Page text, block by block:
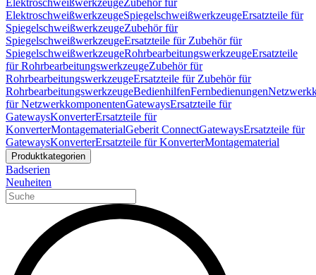
ElektroschweißwerkzeugeZubehör für
ElektroschweißwerkzeugeSpiegelschweißwerkzeugeErsatzteile für
SpiegelschweißwerkzeugeZubehör für
SpiegelschweißwerkzeugeErsatzteile für Zubehör für
SpiegelschweißwerkzeugeRohrbearbeitungswerkzeugeErsatzteile
für RohrbearbeitungswerkzeugeZubehör für
RohrbearbeitungswerkzeugeErsatzteile für Zubehör für
RohrbearbeitungswerkzeugeBedienhilfenFernbedienungen
für NetzwerkkomponentenGatewaysErsatzteile für
GatewaysKonverterErsatzteile für
KonverterMontagematerialGeberit ConnectGatewaysErsatzteile für
GatewaysKonverterErsatzteile für KonverterMontagematerial
Produktkategorien
Badserien
Neuheiten